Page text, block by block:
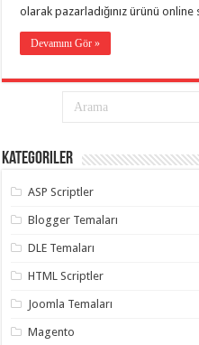
evden
gaziantep
eve
taşımacılık,
organizasyon,
organizasyon
gaziantep
organizasyon,
gaziantep
organizasyon
gaziantep
organizasyon,
gaziantep
organizasyon
gaziantep
olarak pazarladığınız ürünü
Devamını Gör »
Kategoriler
ASP Scriptler
Blogger Temaları
DLE Temaları
HTML Scriptler
Joomla Temaları
Magento